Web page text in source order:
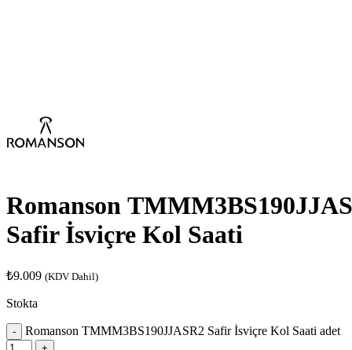
Romanson
Safir İsviçre Kol Saati
₺9.009 (KDV Dahil)
Stokta
Romanson TMMM3BS190JJASR2 Safir İsviçre Kol Saati adet